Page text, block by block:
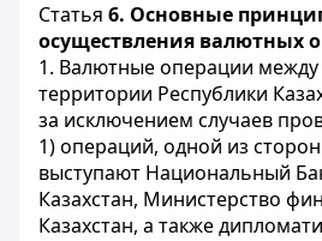
Статья 6. Основные
осуществления валютных
1. Валютные операции
территории Республики
за исключением случаев
1) операций, одной из
выступают Национальный
Казахстан, Министерство
Казахстан, а также